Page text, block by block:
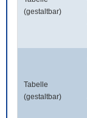
(gestaltbar)
Tabelle
(gestaltbar)